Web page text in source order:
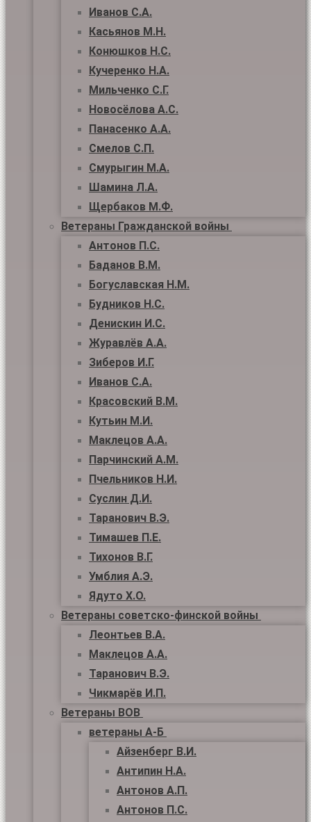
Иванов С.А.
Касьянов М.Н.
Конюшков Н.С.
Кучеренко Н.А.
Мильченко С.Г.
Новосёлова А.С.
Панасенко А.А.
Смелов С.П.
Смурыгин М.А.
Шамина Л.А.
Щербаков М.Ф.
Ветераны Гражданской войны
Антонов П.С.
Баданов В.М.
Богуславская Н.М.
Будников Н.С.
Денискин И.С.
Журавлёв А.А.
Зиберов И.Г.
Иванов С.А.
Красовский В.М.
Кутьин М.И.
Маклецов А.А.
Парчинский А.М.
Пчельников Н.И.
Суслин Д.И.
Таранович В.Э.
Тимашев П.Е.
Тихонов В.Г.
Умблия А.Э.
Ядуто Х.О.
Ветераны советско-финской войны
Леонтьев В.А.
Маклецов А.А.
Таранович В.Э.
Чикмарёв И.П.
Ветераны ВОВ
ветераны А-Б
Айзенберг В.И.
Антипин Н.А.
Антонов А.П.
Антонов П.С.